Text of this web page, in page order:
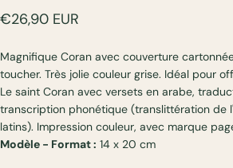
€26,90 EUR
Magnifique Coran avec couverture
toucher. Très jolie couleur grise. Idéal pour
Le saint Coran avec versets en arabe,
transcription phonétique (translittération de
latins). Impression couleur, avec marque
Modèle - Format : 14 x 20 cm